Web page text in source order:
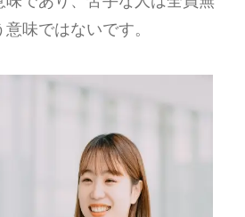
味ではないです。